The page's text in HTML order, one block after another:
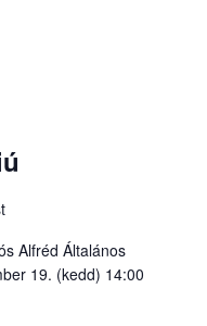
Alfréd Általános
19. (kedd) 14:00